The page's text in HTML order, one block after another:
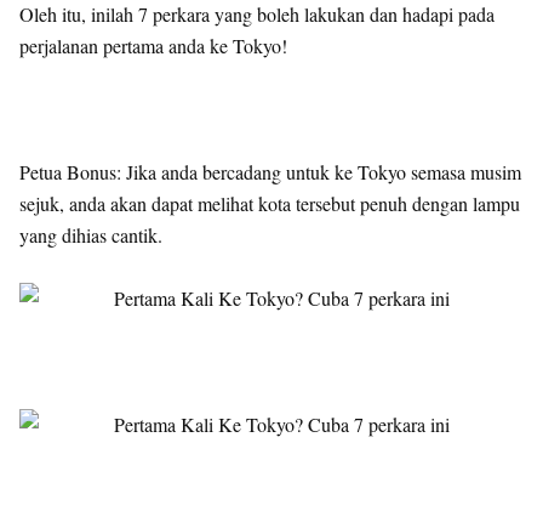
Oleh itu, inilah 7 perkara yang boleh lakukan dan hadapi pada
perjalanan pertama anda ke Tokyo!
Petua Bonus: Jika anda bercadang untuk ke Tokyo semasa musim
sejuk, anda akan dapat melihat kota tersebut penuh dengan lampu
yang dihias cantik.